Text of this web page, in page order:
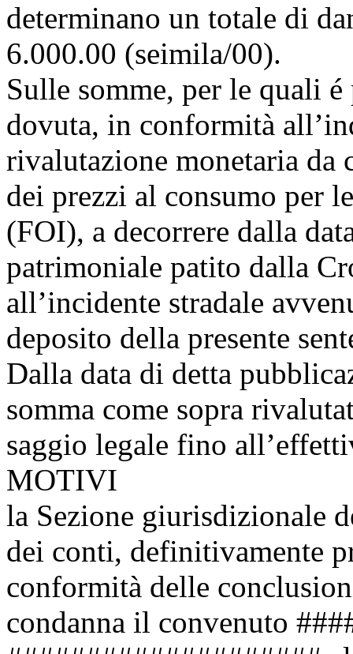
determinano un totale di
6.000.00 (seimila/00).
Sulle somme, per le quali
dovuta, in conformità
rivalutazione monetaria da
dei prezzi al consumo per
(FOI), a decorrere dalla
patrimoniale patito dalla
all’incidente stradale
deposito della presente
Dalla data di detta
somma come sopra
saggio legale fino
MOTIVI
la Sezione giurisdizionale
dei conti, definitivamente
conformità delle
condanna il convenuto